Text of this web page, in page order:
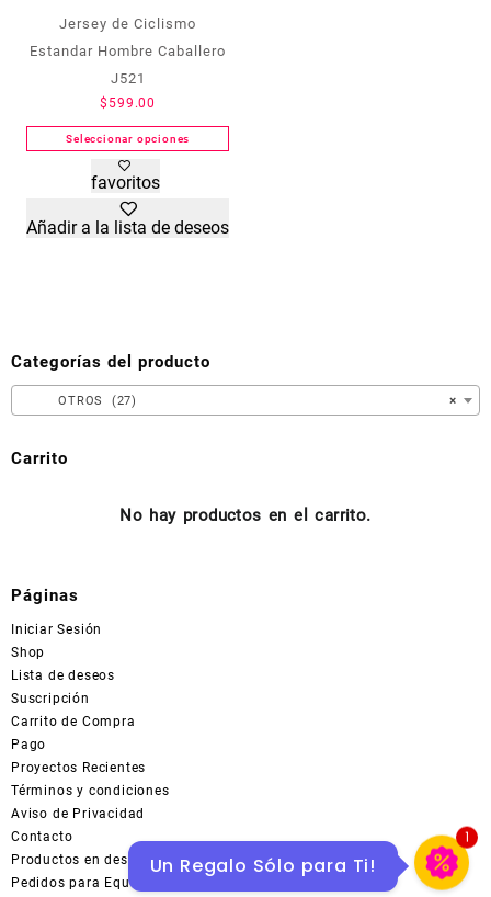
Jersey de Ciclismo
Estandar Hombre Caballero
J521
$ 599.00
Seleccionar opciones
Este
producto
tiene
múltiples
elegir
en
la
favoritos
Añadir a la lista de deseos
Categorías del producto
×
OTROS (27)
Carrito
No hay productos en el carrito.
Páginas
Iniciar Sesión
Shop
Lista de deseos
Suscripción
Carrito de Compra
Pago
Proyectos Recientes
Términos y condiciones
Aviso de Privacidad
Contacto
Productos en descuentos en MERCADOLIBRE
Pedidos para Equipo
Un Regalo Sólo para Ti!
1